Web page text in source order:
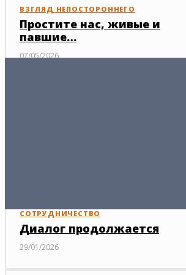
ВЗГЛЯД НЕПОСТОРОННЕГО
Простите нас, живые и
павшие…
07/05/2026
СОТРУДНИЧЕСТВО
Диалог продолжается
29/01/2026